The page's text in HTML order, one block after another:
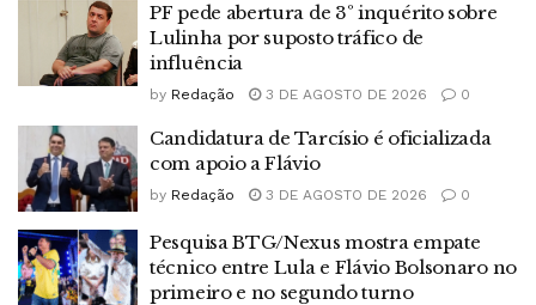
PF pede abertura de 3º inquérito sobre
Lulinha por suposto tráfico de
influência
by Redação 3 DE AGOSTO DE 2026 0
Candidatura de Tarcísio é oficializada
com apoio a Flávio
by Redação 3 DE AGOSTO DE 2026 0
Pesquisa BTG/Nexus mostra empate
técnico entre Lula e Flávio Bolsonaro no
primeiro e no segundo turno